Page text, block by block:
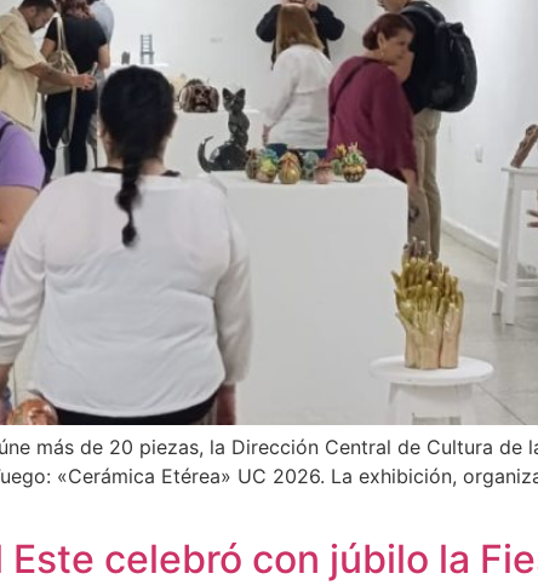
más de 20 piezas, la Dirección Central de Cultura de
«Cerámica Etérea» UC 2026. La exhibición,
celebró con júbilo la